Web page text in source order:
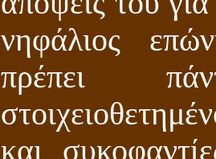
νηφάλιος
πρέπει
και